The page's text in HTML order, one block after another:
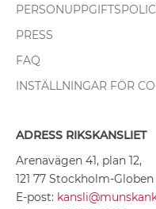
PRESS
FAQ
INSTÄLLNINGAR FÖR
ADRESS RIKSKANSLIET
Arenavägen 41, plan 12,
121 77 Stockholm-Globen
E-post: